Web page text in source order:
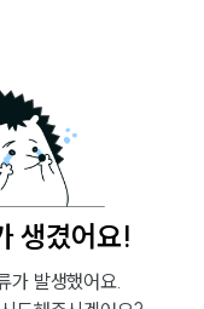
생겼어요!
가 발생했어요.